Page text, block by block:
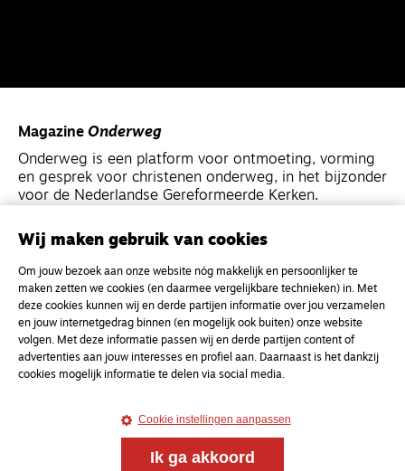
Magazine Onderweg
Onderweg is een platform voor ontmoeting, vorming
en gesprek voor christenen onderweg, in het bijzonder
voor de Nederlandse Gereformeerde Kerken.
MagazineOnderweg
Kvk-nummer 33277063
NL46 INGB 0117 5827 86
info@onderwegonline.nl
Wij maken gebruik van cookies
Om jouw bezoek aan onze website nóg makkelijk en persoonlijker te
maken zetten we cookies (en daarmee vergelijkbare technieken) in. Met
deze cookies kunnen wij en derde partijen informatie over jou verzamelen
en jouw internetgedrag binnen (en mogelijk ook buiten) onze website
volgen. Met deze informatie passen wij en derde partijen content of
advertenties aan jouw interesses en profiel aan. Daarnaast is het dankzij
cookies mogelijk informatie te delen via social media.
Cookie instellingen aanpassen
Ik ga akkoord